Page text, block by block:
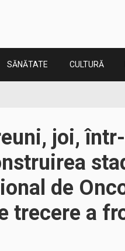
SĂNĂTATE CULTURĂ
joi,
de
trecere a